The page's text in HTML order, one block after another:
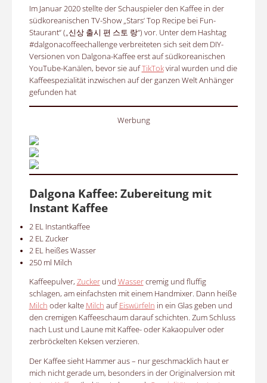
Im Januar 2020 stellte der Schauspieler den Kaffee in der
südkoreanischen TV-Show „Stars‘ Top Recipe bei Fun-
Staurant“ („신상 출시 편 스토 랑“) vor. Unter dem Hashtag
#dalgonacoffeechallenge verbreiteten sich seit dem DIY-
Versionen von Dalgona-Kaffee erst auf südkoreanischen
YouTube-Kanälen, bevor sie aufTikTokviral wurden und die
Kaffeespezialität inzwischen auf der ganzen Welt Anhänger
gefunden hat
Werbung
Dalgona Kaffee: Zubereitung mit
Instant Kaffee
2 EL Instantkaffee
2 EL Zucker
2 EL heißes Wasser
250 ml Milch
Kaffeepulver, Zuckerund Wassercremig und fluffig
schlagen, am einfachsten mit einem Handmixer. Dann heiße
Milch oder kalte Milch aufEiswürfeln in ein Glas geben und
den cremigen Kaffeeschaum darauf schichten. Zum Schluss
nach Lust und Laune mit Kaffee- oder Kakaopulver oder
zerbröckelten Keksen verzieren.
Der Kaffee sieht Hammer aus – nur geschmacklich haut er
mich nicht gerade um, besonders in der Originalversion mit